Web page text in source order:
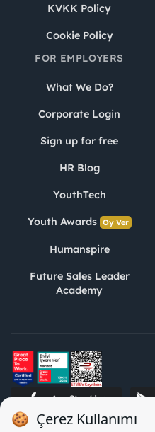
KVKK Policy
Cookie Policy
FOR EMPLOYERS
What We Do?
Corporate Login
Sign up for free
HR Blog
YouthTech
Youth Awards Oy Ver
Humanspire
Future Sales Leader
Academy